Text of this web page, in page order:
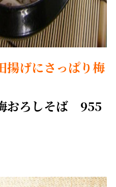
揚げにさっぱり梅
おろしそば 955